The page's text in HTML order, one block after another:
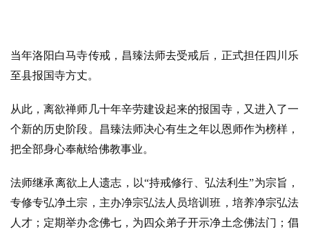
当年洛阳白马寺传戒，昌臻法师去受戒后，正式担任四川乐
至县报国寺方丈。
从此，离欲禅师几十年辛劳建设起来的报国寺，又进入了一
个新的历史阶段。昌臻法师决心有生之年以恩师作为榜样，
把全部身心奉献给佛教事业。
法师继承离欲上人遗志，以“持戒修行、弘法利生”为宗旨，
专修专弘净土宗，主办净宗弘法人员培训班，培养净宗弘法
人才；定期举办念佛七，为四众弟子开示净土念佛法门；倡